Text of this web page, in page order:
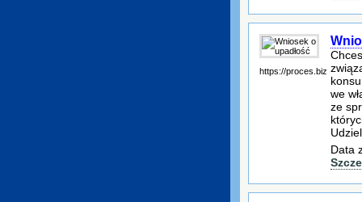
https://proces.biz
we
ze
Data